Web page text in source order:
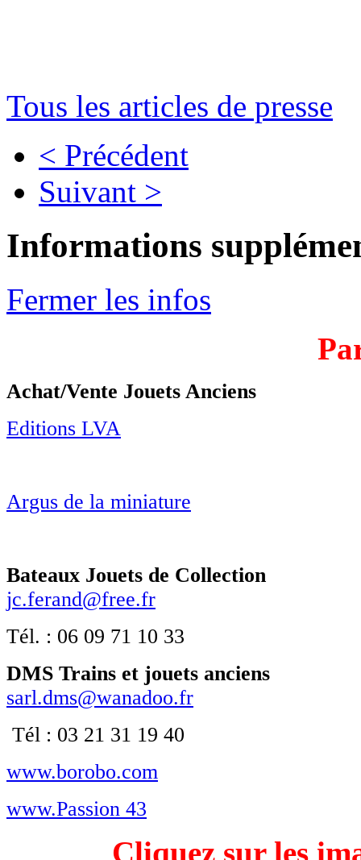
Tous les articles de presse
< Précédent
Suivant >
Informations
Fermer les infos
Achat/Vente Jouets Anciens
Editions LVA
Argus de la miniature
Bateaux Jouets de Collection
jc.ferand@free.fr
Tél. : 06 09 71 10 33
DMS Trains et jouets anciens
sarl.dms@wanadoo.fr
Tél : 03 21 31 19 40
www.borobo.com
www.Passion 43
Cliquez sur les